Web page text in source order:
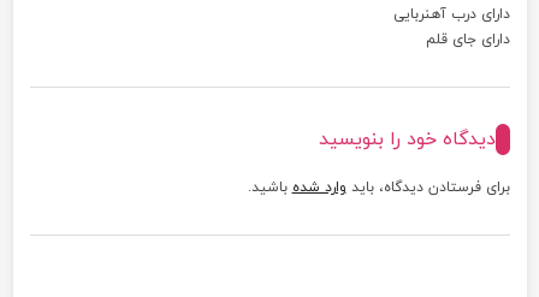
دارای درب آهنربایی
دارای جای قلم
دیدگاه خود را بنویسید
برای فرستادن دیدگاه، باید وارد شده باشید.